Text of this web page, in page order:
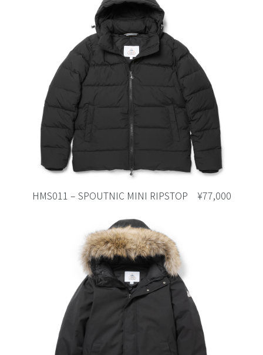
HMS011 – SPOUTNIC MINI RIPSTOP ¥77,000